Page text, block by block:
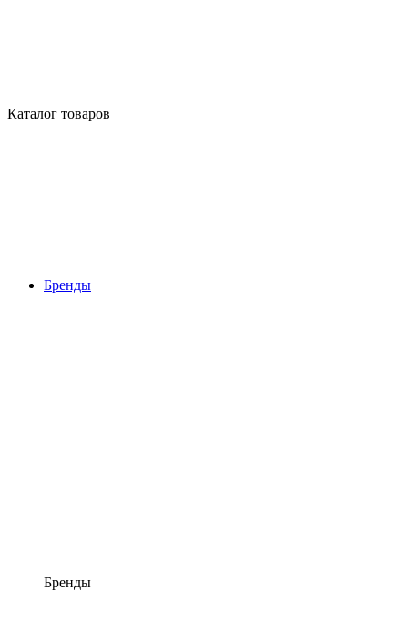
Каталог товаров
Бренды
Бренды